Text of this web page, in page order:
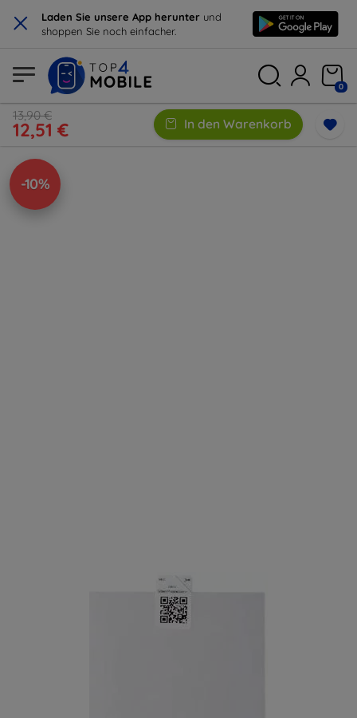
× Laden Sie unsere App herunter und
shoppen Sie noch einfacher.
0
13,90 €
12,51 € In den Warenkorb
-10%